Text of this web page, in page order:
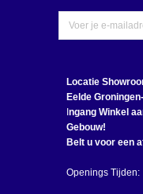
Locatie
Eelde
ngang Winkel
Gebouw!
Belt u voor een
Openings Tijden: